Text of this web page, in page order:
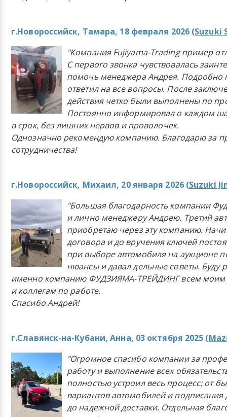
г.Новороссийск, Тамара, 18 февраля 2026 (Suzuki
"Компания Fujiyama-Trading пример
С первого звонка чувствовалась
помочь менеджера Андрея. Подробно
ответил на все вопросы. После
действия четко были выполнены по
Постоянно информировал о каждом
в срок, без лишних нервов и проволочек.
Однозначно рекомендую компанию. Благодарю за
сотрудничества!
г.Новороссийск, Михаил, 20 января 2026 (Suzuki
"Большая благодарность компании
и лично менеджеру Андрею. Третий
приобретаю через эту компанию.
договора и до вручения ключей
при выборе автомобиля на аукционе
нюансы и давал дельные советы. Буду
именно компанию ФУДЗИЯМА-ТРЕЙДИНГ всем моим
и коллегам по работе.
Спасибо Андрей!
г.Славянск-на-Кубани, Анна, 03 октября 2025 (
"Огромное спасибо компании за
работу и выполнение всех
полностью устроил весь процесс: от
вариантов автомобилей и подписания
до надежной доставки. Отдельная